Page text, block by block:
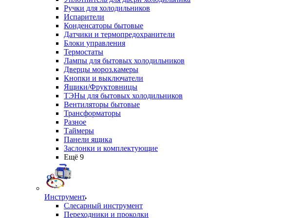
Ручки для холодильников
Испарители
Конденсаторы бытовые
Датчики и термопредохранители
Блоки управления
Термостаты
Лампы для бытовых холодильников
Дверцы мороз.камеры
Кнопки и выключатели
Ящики/Фруктовницы
ТЭНы для бытовых холодильников
Вентиляторы бытовые
Трансформаторы
Разное
Таймеры
Панели ящика
Заслонки и комплектующие
Ещё 9
Инструмент
Слесарный инструмент
Переходники и проколки